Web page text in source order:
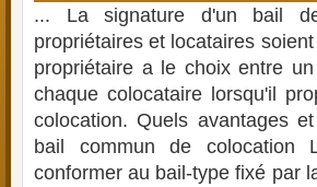
... La signature d'un bail
propriétaires et locataires
propriétaire a le choix entre
chaque colocataire lorsqu'il
colocation. Quels avantages
bail commun de
conformer au bail-type fixé par